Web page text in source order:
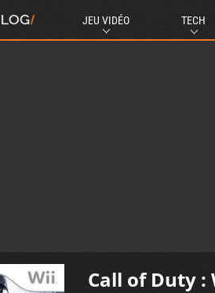
JEU VIDÉO TECH
Call of Duty :